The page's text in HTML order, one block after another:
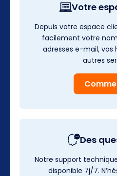
Votre
Depuis votre espace
facilement votre
adresses e-mail,
autres
Des
Notre support
disponible 7j/7.